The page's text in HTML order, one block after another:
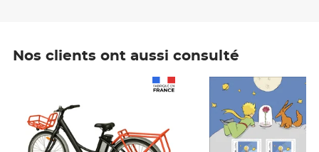
Nos clients ont aussi consulté
Prix 7,50€